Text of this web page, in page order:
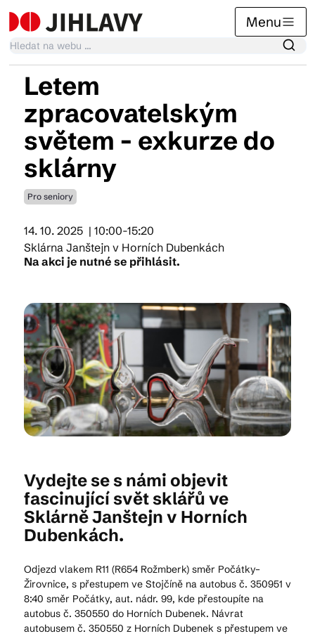
Menu
Kalendář akcí
Tradiční akce
Články
Suvenýry
Praktické info
Kam vyrazit
CS EN DE
© 2026 Brána Jihlavy
Letem
zpracovatelským
světem - exkurze do
sklárny
Pro seniory
14. 10. 2025 | 10:00-15:20
Sklárna Janštejn v Horních Dubenkách
Na akci je nutné se přihlásit.
Vydejte se s námi objevit
fascinující svět sklářů ve
Sklárně Janštejn v Horních
Dubenkách.
Odjezd vlakem R11 (R654 Rožmberk) směr Počátky–
Žirovnice, s přestupem ve Stojčíně na autobus č. 350951 v
8:40 směr Počátky, aut. nádr. 99, kde přestoupíte na
autobus č. 350550 do Horních Dubenek. Návrat
autobusem č. 350550 z Horních Dubenek s přestupem ve